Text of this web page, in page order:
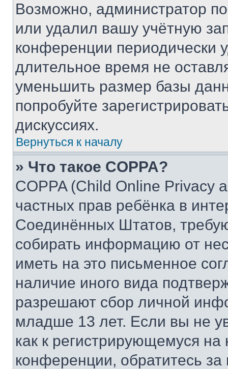
Возможно, администратор
или удалил вашу учётную
конференции периодически
длительное время не
уменьшить размер базы
попробуйте
дискуссиях.
Вернуться к началу
» Что такое COPPA?
COPPA (Child Online Privacy
частных прав ребёнка в
Соединённых Штатов,
собирать информацию от
иметь на это письменное
наличие иного вида
разрешают сбор личной
младше 13 лет. Если вы не
как к регистрирующемуся
конференции, обратитесь